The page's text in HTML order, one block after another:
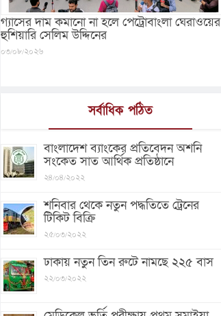
গ্যাসের দাম কমানো না হলে পেট্রোবাংলা ঘেরাওয়ের
হুশিয়ারি সেলিম উদ্দিনের
০৩/০৮/২০২৬
সর্বাধিক পঠিত
বাংলাদেশ ব্যাংকের প্রতিবেদন অশনি
সংকেত সাত আর্থিক প্রতিষ্ঠানে
২৪/০৪/২০২২
শনিবার থেকে নতুন পদ্ধতিতে ট্রেনের
টিকিট বিক্রি
২৫/০৩/২০২২
ঢাকায় নতুন তিন রুটে নামছে ২২৫ বাস
২২/০৩/২০২২